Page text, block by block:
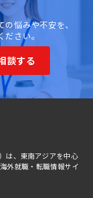
悩みや不安を、
さい。
談する
は、東南アジアを中心
外就職・転職情報サイ